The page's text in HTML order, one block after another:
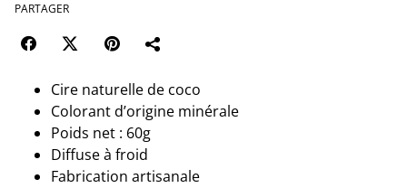
PARTAGER
Cire naturelle de coco
Colorant d’origine minérale
Poids net : 60g
Diffuse à froid
Fabrication artisanale